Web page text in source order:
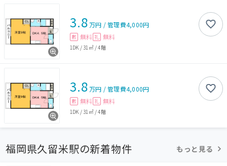
3.8万円 /管理費4,000円
敷 無料 礼 無料
1DK /31㎡/4階
3.8万円 /管理費4,000円
敷 無料 礼 無料
1DK /31㎡/4階
福岡県久留米駅の新着物件 もっと見る